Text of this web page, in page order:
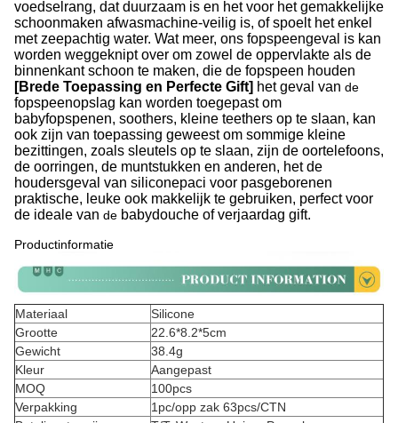
voedselrang, dat duurzaam is en het voor het gemakkelijke
schoonmaken afwasmachine-veilig is, of spoelt het enkel
met zeepachtig water. Wat meer, ons fopspeengeval is kan
worden weggeknipt over om zowel de oppervlakte als de
binnenkant schoon te maken, die de fopspeen houden
[Brede Toepassing en Perfecte Gift] het geval van de
fopspeenopslag kan worden toegepast om
babyfopspenen, soothers, kleine teethers op te slaan, kan
ook zijn van toepassing geweest om sommige kleine
bezittingen, zoals sleutels op te slaan, zijn de oortelefoons,
de oorringen, de muntstukken en anderen, het de
houdersgeval van siliconepaci voor pasgeborenen
praktische, leuke ook makkelijk te gebruiken, perfect voor
de ideale van de babydouche of verjaardag gift.
Productinformatie
Materiaal
Silicone
Grootte
22.6*8.2*5cm
Gewicht
38.4g
Kleur
Aangepast
MOQ
100pcs
Verpakking
1pc/opp zak 63pcs/CTN